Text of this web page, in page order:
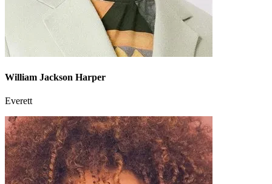
William Jackson Harper
Everett